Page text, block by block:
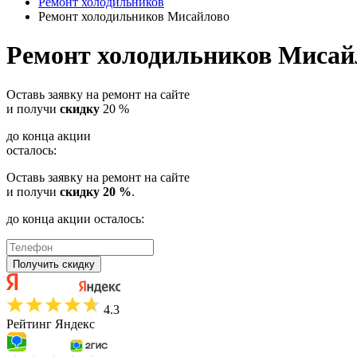
Ремонт холодильников Мисайлово
Ремонт холодильников
Оставь заявку на ремонт на сайте
и получи скидку 20 %
до конца акции
осталось:
Оставь заявку на ремонт на сайте
и получи скидку 20 %.
до конца акции осталось:
Получить скидку
4.3
Рейтинг Яндекс